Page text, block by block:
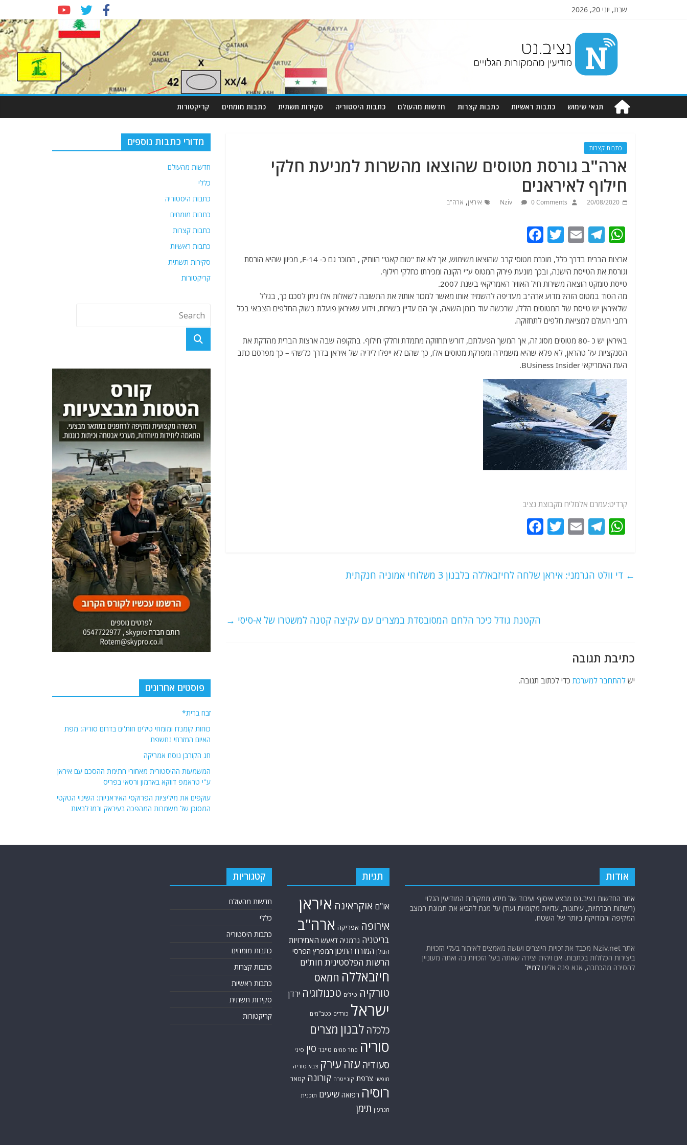
שבת, יוני 20, 2026
Nziv.net
מודיעין
מהמקורות
תנאי שימוש כתבות ראשיות כתבות קצרות חדשות מהעולם כתבות היסטוריה סקירות תשתית כתבות מומחים קריקטורות
כתבות קצרות
ארה"ב גורסת מטוסים שהוצאו מהשרות למניעת חלקי
חילוף לאיראנים
20/08/2020
Nziv 0 Comments איראן, ארה"ב
W
at
s
A
p
p
T
e
g
ra
m
E
m
ai
l
T
itt
er
c
e
b
o
o
k
ארצות הברית בדרך כלל, מוכרת מטוסי קרב שהוצאו משימוש, אך לא את "טום קאט" הוותיק , המוכר גם כ- F-14, מכיוון שהיא הורסת
וגורסת את הטייסת הישנה, ובכך מונעת פירוק המטוס ע"י הקונה ומכירתו כחלקי חילוף.
טייסת טומקט הוצאה משירות חיל האוויר האמריקאי בשנת 2007.
מה הסוד במטוס הזה? מדוע ארה"ב מעדיפה להשמיד אותו מאשר למכור אותו? את התשובה לשאלות אלו ניתן לסכם כך, בגלל
שלאיראן יש טייסת של המטוסים הללו, שרכשה עוד בזמן השאה, אך הם עדיין בשירות, וידוע שאיראן פועלת בשוק החלפים הצבאי בכל
רחבי העולם למציאת חלפים לתחזוקה.
באיראן יש כ -80 מטוסים מסוג זה, אך המשך הפעלתם, דורש תחזוקה מתמדת וחלקי חילוף. בתקופה שבה ארצות הברית מהדקת את
הסנקציות על טהראן, לא פלא שהיא משמידה ומפרקת מטוסים אלו, כך שהם לא ייפלו לידיה של איראן בדרך כלשהי – כך מפרסם כתב
העת האמריקאי BUsiness Insider.
קרדיט:עמרם אלמליח מקבוצת נציב
W
s
T
g
E
l
T
er
e
o
← די וולט הגרמני: איראן שלחה לחיזבאללה בלבנון 3 משלוחי אמוניה חנקתית
הקטנת גודל כיכר הלחם המסובסדת במצרים עם עקיצה קטנה למשטרו של א-סיסי →
כתיבת תגובה
יש להתחבר למערכת כדי לכתוב תגובה.
מדורי כתבות נוספים
חדשות מהעולם
כללי
כתבות היסטוריה
כתבות מומחים
כתבות קצרות
כתבות ראשיות
סקירות תשתית
קריקטורות
פוסטים אחרונים
זבח ברית*
כוחות קומנדו ומומחי טילים חות'ים בדרום סוריה: מפת
האיום המזרחי נחשפת
חג הקורבן נוסח אמריקה
המשמעות ההיסטורית מאחורי חתימת ההסכם עם איראן
ע"י טראמפ דווקא בארמון ורסאי בפריס
עוקפים את מיליציות הפרוקסי האיראניות: השינוי הטקטי
המסוכן של משמרות המהפכה בעיראק ורמז לבאות
אודות
אתר החדשות נציב.נט מבצע איסוף ועיבוד של מידע ממקורות המודיעין הגלוי
(רשתות חברתיות, עיתונות, עדויות מקומיות ועוד) על מנת להביא את תמונת המצב
המקיפה והמדויקת ביותר של השטח.
אתר Nziv.net מכבד את זכויות היוצרים ועושה מאמצים לאיתור בעלי הזכויות
ביצירות הכלולות בכתבות. אם זיהית יצירה שאתה בעל הזכויות בה ואתה מעוניין
להסירה מהכתבה, אנא פנה אלינו למייל
תגיות
או"ם אוקראינה איראן
אירופה אפריקה ארה"ב
בריטניה גרמניה דאעש האמירויות
הגולן המזרח התיכון המפרץ הפרסי
הרשות הפלסטינית חות'ים
חיזבאללה חמאס
טורקיה טילים טכנולוגיה ירדן
ישראל כורדים כטב"מים
כלכלה לבנון מצרים
סוריה סחר סמים סייבר סין סיני
סעודיה עזה עירק צבא סוריה
חופשי צרפת קונייטרה קורונה קטאר
רוסיה רפואה שיעים תוכנית
הגרעין תימן
קטגוריות
חדשות מהעולם
כללי
כתבות היסטוריה
כתבות מומחים
כתבות קצרות
כתבות ראשיות
סקירות תשתית
קריקטורות